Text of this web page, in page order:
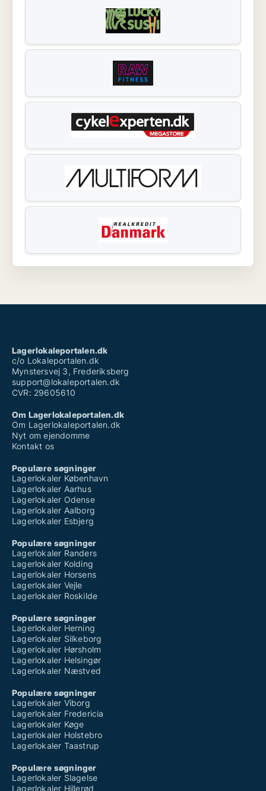
Lagerlokaleportalen.dk
c/o Lokaleportalen.dk
Mynstersvej 3, Frederiksberg
support@lokaleportalen.dk
CVR: 29605610
Om Lagerlokaleportalen.dk
Om Lagerlokaleportalen.dk
Nyt om ejendomme
Kontakt os
Populære søgninger
Lagerlokaler København
Lagerlokaler Aarhus
Lagerlokaler Odense
Lagerlokaler Aalborg
Lagerlokaler Esbjerg
Populære søgninger
Lagerlokaler Randers
Lagerlokaler Kolding
Lagerlokaler Horsens
Lagerlokaler Vejle
Lagerlokaler Roskilde
Populære søgninger
Lagerlokaler Herning
Lagerlokaler Silkeborg
Lagerlokaler Hørsholm
Lagerlokaler Helsingør
Lagerlokaler Næstved
Populære søgninger
Lagerlokaler Viborg
Lagerlokaler Fredericia
Lagerlokaler Køge
Lagerlokaler Holstebro
Lagerlokaler Taastrup
Populære søgninger
Lagerlokaler Slagelse
Lagerlokaler Hillerød